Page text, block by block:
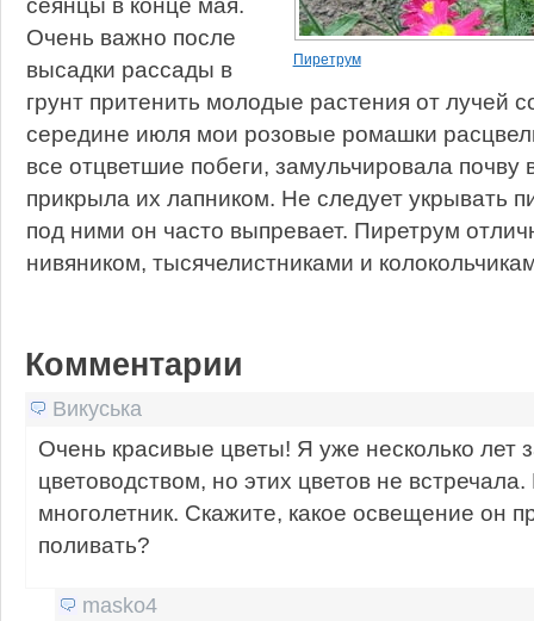
Пиретрум
сеянцы в конце мая.
Очень важно после
высадки рассады в
грунт притенить молодые растения от лучей
середине июля мои розовые ромашки
все отцветшие побеги, замульчировала почву
прикрыла их лапником. Не следует укрывать
под ними он часто выпревает. Пиретрум
нивяником, тысячелистниками и
Комментарии
Викуська
Очень красивые цветы! Я уже несколько лет
цветоводством, но этих цветов не
многолетник. Скажите, какое освещение он
поливать?
masko4